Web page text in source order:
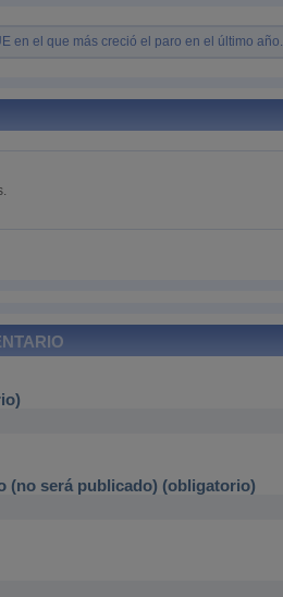
en el que más creció el paro en el último año.
(no será publicado) (obligatorio)